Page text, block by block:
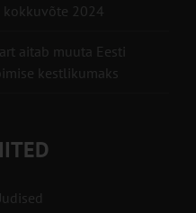
kokkuvõte 2024
aitab muuta Eesti
kestlikumaks